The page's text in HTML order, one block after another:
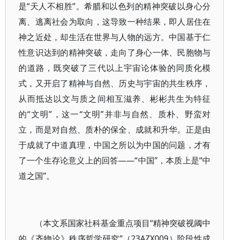
是“天人不相胜”。希腊和以色列的精神突破以身心分
离、逃离社会为取向，这导致一种结果，即人居住在
神之近处，却生活在世界与人物的远方。中国基于仁
性意识达到的精神突破，走向了身心一体、民胞物与
的道路，既突破了三代以上宇宙论体验的同质化模
式，又开启了精神与自然、历史与宇宙的共生秩序，
从而抵达以文与质之间相互滋养、彬彬共生为特征
的“文明”，这一“文明”并非与自然、质朴、野蛮对
立，而是对自然、质朴的保全、成就和升华。正是由
于成就了中道真理，中国之所以为中国的问题，才有
了一个生存论意义上的回答——“中国”，本质上是“中
道之国”。
（本文系国家社科基金重点项目“精神突破视阈中